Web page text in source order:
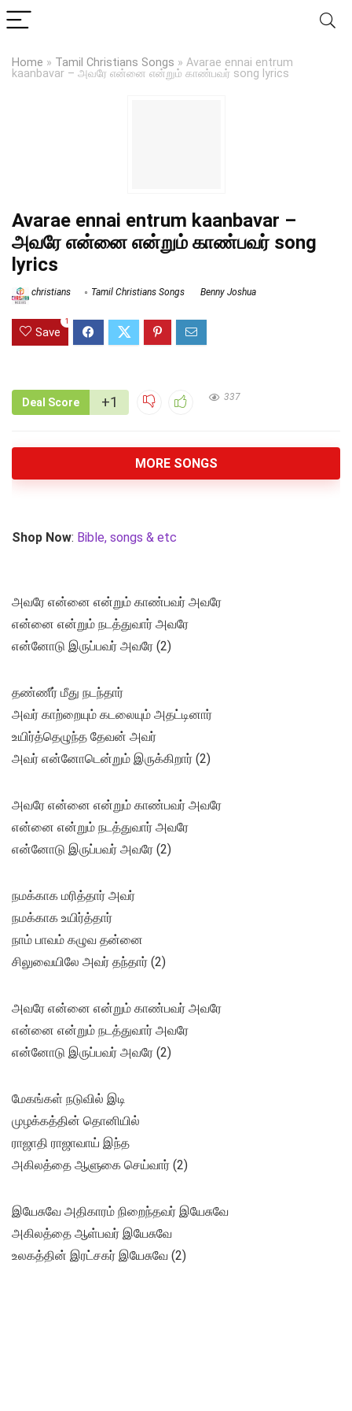
Home » Tamil Christians Songs » Avarae ennai entrum
kaanbavar – அவரே என்னை என்றும் காண்பவர் song lyrics
Avarae ennai entrum kaanbavar –
அவரே என்னை என்றும் காண்பவர் song
lyrics
christians Tamil Christians Songs Benny Joshua
Save
1
Deal Score +1 337
MORE SONGS
Shop Now: Bible, songs & etc
அவரே என்னை என்றும் காண்பவர் அவரே
என்னை என்றும் நடத்துவார் அவரே
என்னோடு இருப்பவர் அவரே (2)
தண்ணீர் மீது நடந்தார்
அவர் காற்றையும் கடலையும் அதட்டினார்
உயிர்த்தெழுந்த தேவன் அவர்
அவர் என்னோடென்றும் இருக்கிறார் (2)
அவரே என்னை என்றும் காண்பவர் அவரே
என்னை என்றும் நடத்துவார் அவரே
என்னோடு இருப்பவர் அவரே (2)
நமக்காக மரித்தார் அவர்
நமக்காக உயிர்த்தார்
நாம் பாவம் கழுவ தன்னை
சிலுவையிலே அவர் தந்தார் (2)
அவரே என்னை என்றும் காண்பவர் அவரே
என்னை என்றும் நடத்துவார் அவரே
என்னோடு இருப்பவர் அவரே (2)
மேகங்கள் நடுவில் இடி
முழக்கத்தின் தொனியில்
ராஜாதி ராஜாவாய் இந்த
அகிலத்தை ஆளுகை செய்வார் (2)
இயேசுவே அதிகாரம் நிறைந்தவர் இயேசுவே
அகிலத்தை ஆள்பவர் இயேசுவே
உலகத்தின் இரட்சகர் இயேசுவே (2)